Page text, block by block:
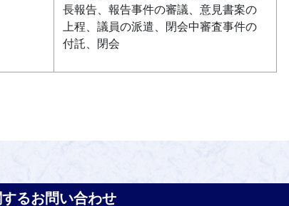
長報告、報告事件の審議、意見書案の
上程、議員の派遣、閉会中審査事件の
付託、閉会
るお問い合わせ